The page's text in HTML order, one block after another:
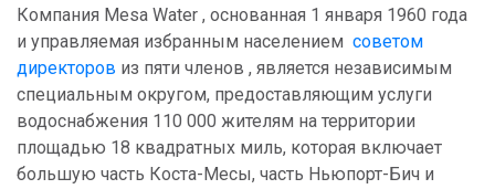
Компания Mesa Water , основанная 1 января 1960 года
и управляемая избранным населением советом
директоров из пяти членов , является независимым
специальным округом, предоставляющим услуги
водоснабжения 110 000 жителям на территории
площадью 18 квадратных миль, которая включает
большую часть Коста-Месы, часть Ньюпорт-Бич и